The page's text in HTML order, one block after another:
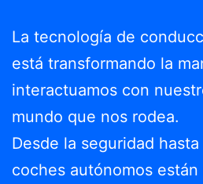
La tecnología de
está transformando la
interactuamos con
mundo que nos rodea.
Desde la seguridad
coches autónomos